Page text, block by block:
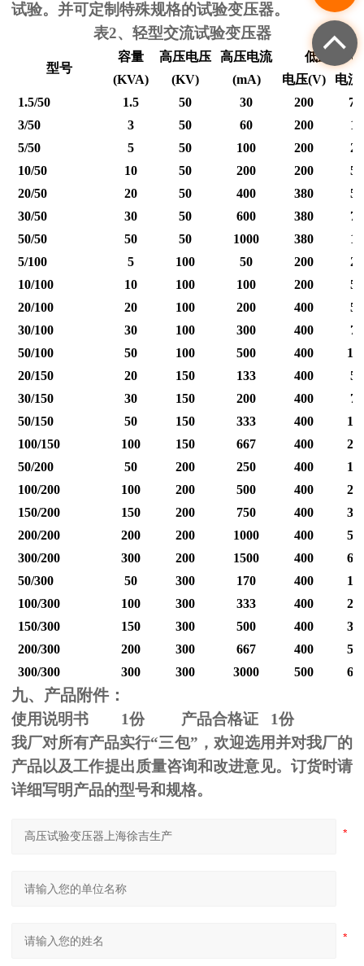
试验。并可定制特殊规格的试验变压器。
表2、轻型交流试验变压器
型号
容量 高压电压 高压电流
低压输入
(KVA)
(KV) (mA) 电压(V) 电流
1.5/50
1.5 50 30 200
7.5
3/50
3 50 60 200
15
5/50
5 50 100 200
25
10/50
10 50 200 200
50
20/50
20 50 400 380
53
30/50
30 50 600 380
79
50/50
50 50 1000 380
12
5/100
5 100 50 200
25
10/100
10 100 100 200
50
20/100
20 100 200 400
50
30/100
30 100 300 400
75
50/100
50 100 500 400
20/150
20 150 133 400
50
30/150
30 150 200 400
75
50/150
50 150 333 400
100/150
100 150 667 400
50/200
50 200 250 400
100/200
100 200 500 400
150/200
150 200 750 400
200/200
200 200 1000 400
300/200
300 200 1500 400
50/300
50 300 170 400
100/300
100 300 333 400
150/300
150 300 500 400
200/300
200 300 667 400
300/300
300 300 3000 500
九、产品附件：
使用说明书 1份 产品合格证 1份
我厂对所有产品实行“三包”，欢迎选用并对我厂的
产品以及工作提出质量咨询和改进意见。订货时请
详细写明产品的型号和规格。